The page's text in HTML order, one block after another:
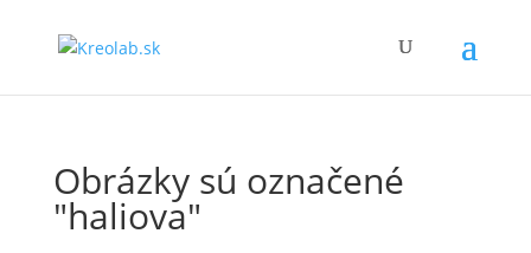
Obrázky sú označené
"haliova"